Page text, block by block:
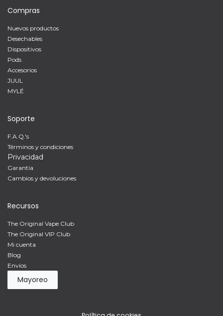
Compras
Nuevos productos
Desechables
Dispositivos
Pods
Accesorios
JUUL
MYLÉ
Soporte
F.A.Q.'s
Términos y condiciones
Privacidad
Garantía
Cambios y devoluciones
Recursos
The Original Vape Club
The Original VIP Club
Mi cuenta
Blog
Envíos
Mayoreo